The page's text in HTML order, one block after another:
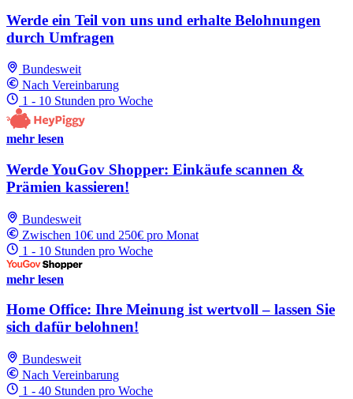
Werde ein Teil von uns und erhalte Belohnungen
durch Umfragen
Bundesweit
Nach Vereinbarung
1 - 10 Stunden pro Woche
mehr lesen
Werde YouGov Shopper: Einkäufe scannen &
Prämien kassieren!
Bundesweit
Zwischen 10€ und 250€ pro Monat
1 - 10 Stunden pro Woche
mehr lesen
Home Office: Ihre Meinung ist wertvoll – lassen Sie
sich dafür belohnen!
Bundesweit
Nach Vereinbarung
1 - 40 Stunden pro Woche